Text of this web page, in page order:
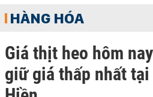
HÀNG HÓA
Giá thịt heo hôm
giữ giá thấp nhất tại